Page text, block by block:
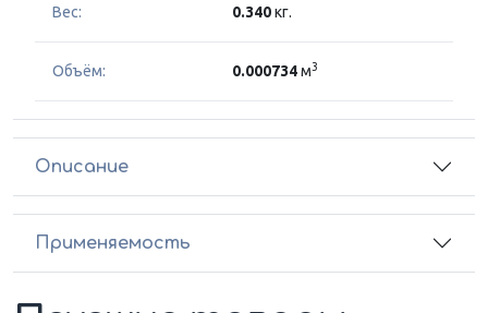
Вес: 0.340кг.
Объём: 0.000734м3
Описание
Применяемость